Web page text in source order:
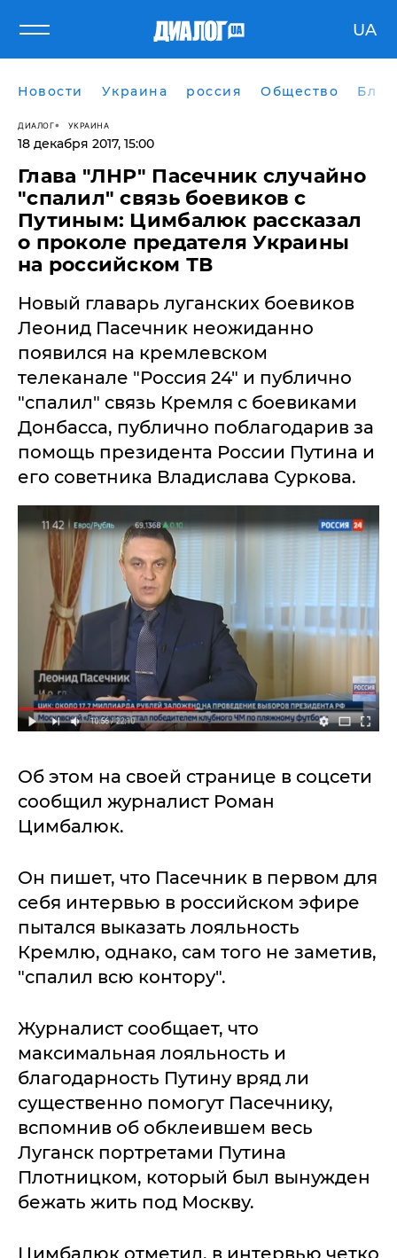
UA
Новости Украина россия Общество
ДИАЛОГ УКРАИНА
18 декабря 2017, 15:00
Глава "ЛНР" Пасечник случайно
"спалил" связь боевиков с
Путиным: Цимбалюк рассказал
о проколе предателя Украины
на российском ТВ
​Новый главарь луганских боевиков
Леонид Пасечник неожиданно
появился на кремлевском
телеканале "Россия 24" и публично
"спалил" связь Кремля с боевиками
Донбасса, публично поблагодарив за
помощь президента России Путина и
его советника Владислава Суркова.
Об этом на своей странице в соцсети
сообщил журналист Роман
Цимбалюк.
Он пишет, что Пасечник в первом для
себя интервью в российском эфире
пытался выказать лояльность
Кремлю, однако, сам того не заметив,
"спалил всю контору".
Журналист сообщает, что
максимальная лояльность и
благодарность Путину вряд ли
существенно помогут Пасечнику,
вспомнив об обклеившем весь
Луганск портретами Путина
Плотницком, который был вынужден
бежать жить под Москву.
Цимбалюк отметил, в интервью четко